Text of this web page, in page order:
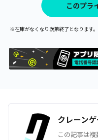
このプラ
※在庫がなくなり次第終了となります
クレーン
この記事は複